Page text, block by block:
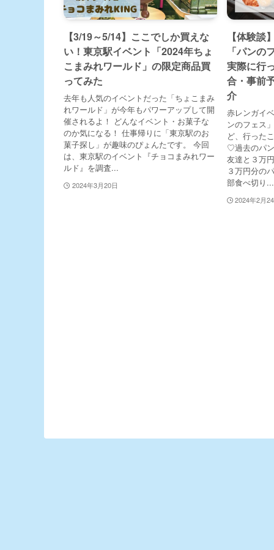
【3/19～5/14】ここでしか買えな
い！東京駅イベント「2024年ちょ
こまみれワールド」の限定商品買
ってみた
去年も人気のイベントだった「ちょこまみ
れワールド」が今年もパワーアップして開
催されるよ！ どんなイベント・お菓子な
のか気になる！ 仕事帰りに「東京駅のお
菓子探し」が趣味のぴょんたです。 今回
は、東京駅のイベント『チョコまみれワー
ルド』を調査...
2024年3月20日
【体験談
「パンの
実際に行
合・事前
介
赤レンガイ
ンのフェス
ど、行った
♡過去のパ
友達と３万
３万円分の
部食べ切り...
2024年2月